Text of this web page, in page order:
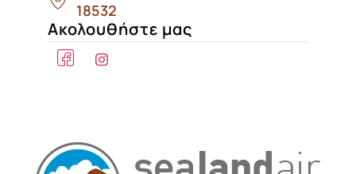
18532
Ακολουθήστε μας